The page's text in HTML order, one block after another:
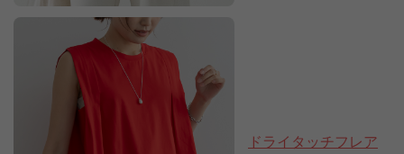
ドライタッチフレア